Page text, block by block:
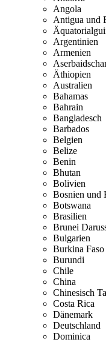
Angola
Antigua und
Argentinien
Armenien
Äthiopien
Australien
Bahamas
Bahrain
Bangladesch
Barbados
Belgien
Belize
Benin
Bhutan
Bolivien
Bosnien und
Botswana
Brasilien
Brunei
Bulgarien
Burkina Faso
Burundi
Chile
China
Chinesisch
Costa Rica
Dänemark
Deutschland
Dominica